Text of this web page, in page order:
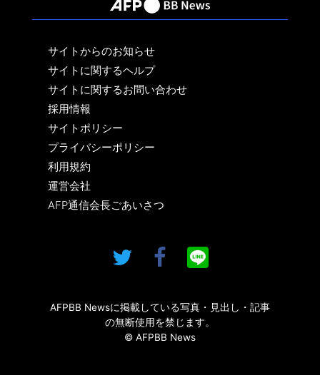
サイトからのお知らせ
サイトに関するヘルプ
サイトに関するお問い合わせ
採用情報
サイトポリシー
プライバシーポリシー
利用規約
運営会社
AFP通信会長ごあいさつ
AFPBB Newsに掲載している写真・見出し・記事
の無断使用を禁じます。
© AFPBB News